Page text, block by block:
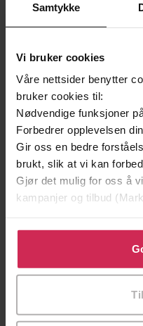
Samtykke
Vi bruker cookies
Våre nettsider benytter
bruker cookies til:
Nødvendige funksjoner
Forbedrer opplevelsen
Gir oss en bedre
brukt, slik at vi kan
Gjør det mulig for oss å
kampanjer og tilbud
Klikk på «Godta alle»
bruke cookies for alle
tilpasse ditt samtykke til
199,-
Minnesota
Jo Nesbø
Forfattere Clive
(innleser)
Forlag Little,